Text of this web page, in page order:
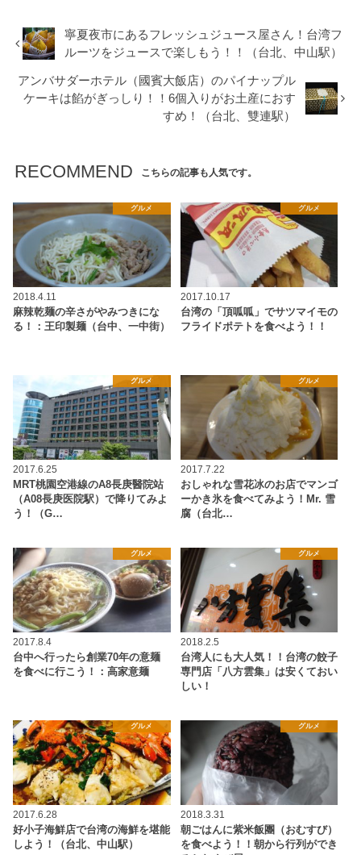
寧夏夜市にあるフレッシュジュース屋さん！台湾フ
ルーツをジュースで楽しもう！！（台北、中山駅）
アンバサダーホテル（國賓大飯店）のパイナップル
ケーキは餡がぎっしり！！6個入りがお土産におす
すめ！（台北、雙連駅）
RECOMMEND こちらの記事も人気です。
グルメ
2018.4.11
麻辣乾麺の辛さがやみつきにな
る！：王印製麺（台中、一中街）
グルメ
2017.10.17
台湾の「頂呱呱」でサツマイモの
フライドポテトを食べよう！！
グルメ
2017.6.25
MRT桃園空港線のA8長庚醫院站
（A08長庚医院駅）で降りてみよ
う！（G…
グルメ
2017.7.22
おしゃれな雪花冰のお店でマンゴ
ーかき氷を食べてみよう！Mr. 雪
腐（台北…
グルメ
2017.8.4
台中へ行ったら創業70年の意麺
を食べに行こう！：高家意麺
グルメ
2018.2.5
台湾人にも大人気！！台湾の餃子
専門店「八方雲集」は安くておい
しい！
グルメ
2017.6.28
好小子海鮮店で台湾の海鮮を堪能
しよう！（台北、中山駅）
グルメ
2018.3.31
朝ごはんに紫米飯團（おむすび）
を食べよう！！朝から行列ができ